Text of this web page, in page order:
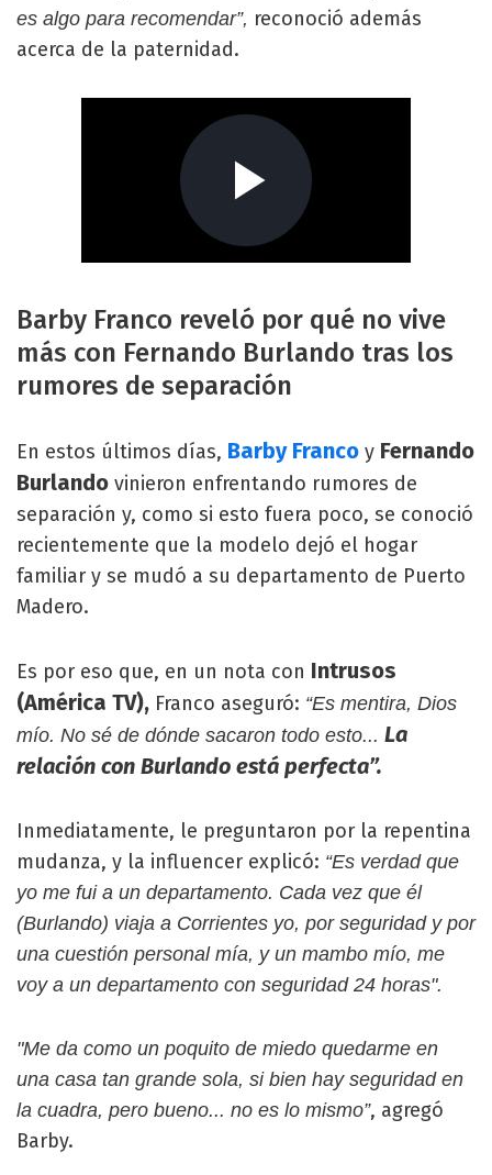
es algo para recomendar”, reconoció además
acerca de la paternidad.
Barby Franco reveló por qué no vive
más con Fernando Burlando tras los
rumores de separación
En estos últimos días, Barby Franco y Fernando
Burlando vinieron enfrentando rumores de
separación y, como si esto fuera poco, se conoció
recientemente que la modelo dejó el hogar
familiar y se mudó a su departamento de Puerto
Madero.
Es por eso que, en un nota con Intrusos
(América TV), Franco aseguró: “Es mentira, Dios
mío. No sé de dónde sacaron todo esto... La
relación con Burlando está perfecta”.
Inmediatamente, le preguntaron por la repentina
mudanza, y la influencer explicó: “Es verdad que
yo me fui a un departamento. Cada vez que él
(Burlando) viaja a Corrientes yo, por seguridad y por
una cuestión personal mía, y un mambo mío, me
voy a un departamento con seguridad 24 horas".
"Me da como un poquito de miedo quedarme en
una casa tan grande sola, si bien hay seguridad en
la cuadra, pero bueno... no es lo mismo”, agregó
Barby.